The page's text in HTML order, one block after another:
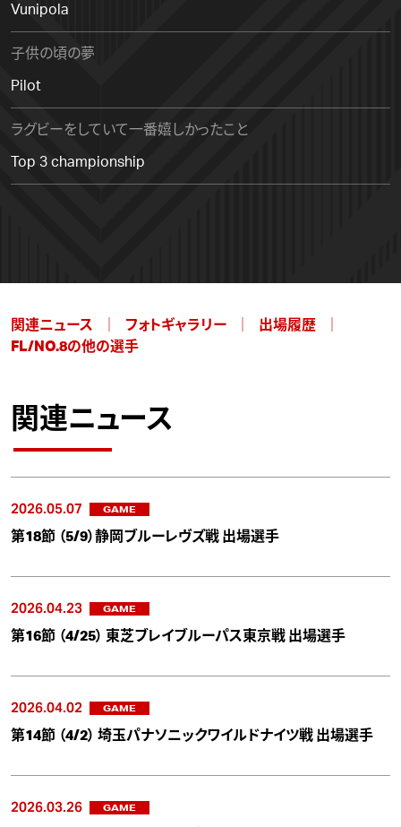
Vunipola
子供の頃の夢
Pilot
ラグビーをしていて一番嬉しかったこと
Top 3 championship
関連ニュース フォトギャラリー
出場履歴
FL/NO.8の他の選手
関連ニュース
2026.05.07 GAME
第18節 （5/9）静岡ブルーレヴズ戦 出場選手
2026.04.23 GAME
第16節 （4/25） 東芝ブレイブルーパス東京戦 出場選手
2026.04.02 GAME
第14節 （4/2） 埼玉パナソニックワイルドナイツ戦 出場選手
2026.03.26 GAME